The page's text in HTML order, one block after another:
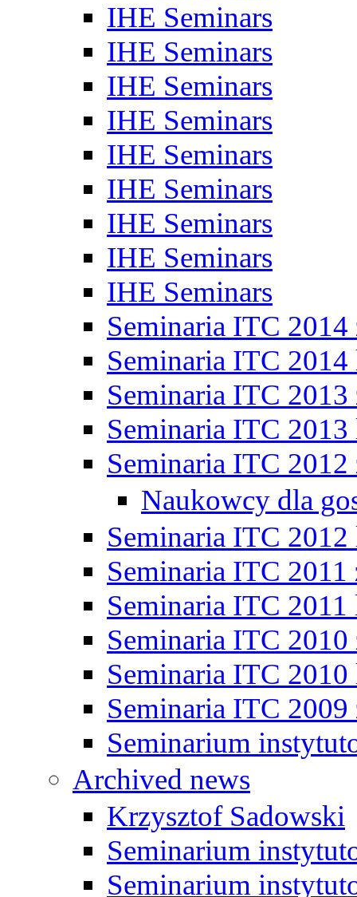
IHE Seminars
IHE Seminars
IHE Seminars
IHE Seminars
IHE Seminars
IHE Seminars
IHE Seminars
IHE Seminars
IHE Seminars
Seminaria ITC 2014
Seminaria ITC 2014
Seminaria ITC 2013
Seminaria ITC 2013
Seminaria ITC 2012
Naukowcy dla
Seminaria ITC 2012
Seminaria ITC 2011
Seminaria ITC 2011
Seminaria ITC 2010
Seminaria ITC 2010
Seminaria ITC 2009
Seminarium
Archived news
Krzysztof Sadowski
Seminarium
Seminarium